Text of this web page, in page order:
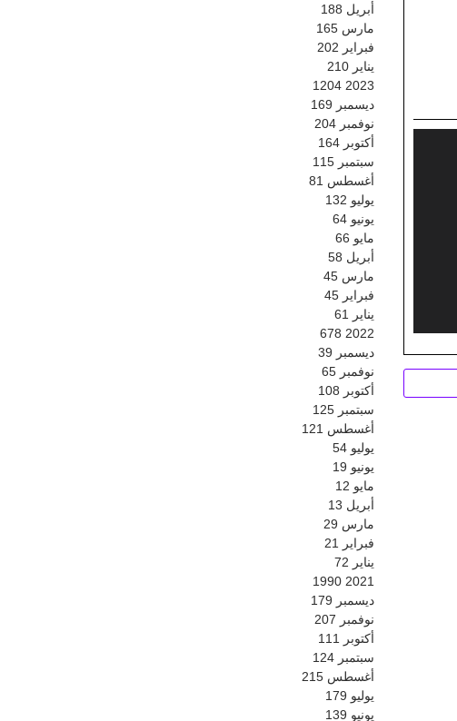
أبريل 188
مارس 165
فبراير 202
يناير 210
2023
1204
ديسمبر 169
نوفمبر 204
أكتوبر 164
سبتمبر 115
أغسطس 81
يوليو 132
يونيو 64
مايو 66
أبريل 58
مارس 45
فبراير 45
يناير
61
2022
678
ديسمبر 39
نوفمبر 65
أكتوبر 108
سبتمبر 125
أغسطس 121
يوليو 54
يونيو 19
مايو 12
أبريل 13
مارس 29
فبراير
21
يناير 72
2021
1990
ديسمبر 179
نوفمبر 207
أكتوبر
111
سبتمبر 124
أغسطس 215
يوليو 179
يونيو 139